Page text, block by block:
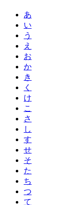
あ
い
う
え
お
か
き
く
け
こ
さ
し
す
せ
そ
た
ち
つ
て